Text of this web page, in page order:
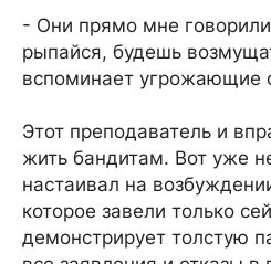
- Они прямо мне
рыпайся, будешь
вспоминает угрожающие
Этот преподаватель и
жить бандитам. Вот уже
настаивал на
которое завели только
демонстрирует толстую